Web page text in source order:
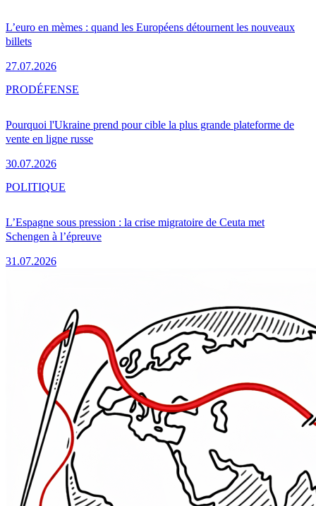
L’euro en mèmes : quand les Européens détournent les nouveaux
billets
27.07.2026
Pourquoi l'Ukraine prend pour cible la plus grande plateforme de
vente en ligne russe
30.07.2026
PRODÉFENSE
L’Espagne sous pression : la crise migratoire de Ceuta met
Schengen à l’épreuve
31.07.2026
POLITIQUE